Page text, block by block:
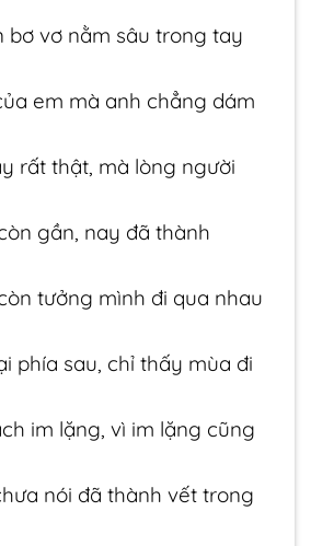
bơ vơ nằm sâu trong tay
em mà anh chẳng dám
rất thật, mà lòng người
gần, nay đã thành
tưởng mình đi qua nhau
phía sau, chỉ thấy mùa đi
im lặng, vì im lặng cũng
nói đã thành vết trong